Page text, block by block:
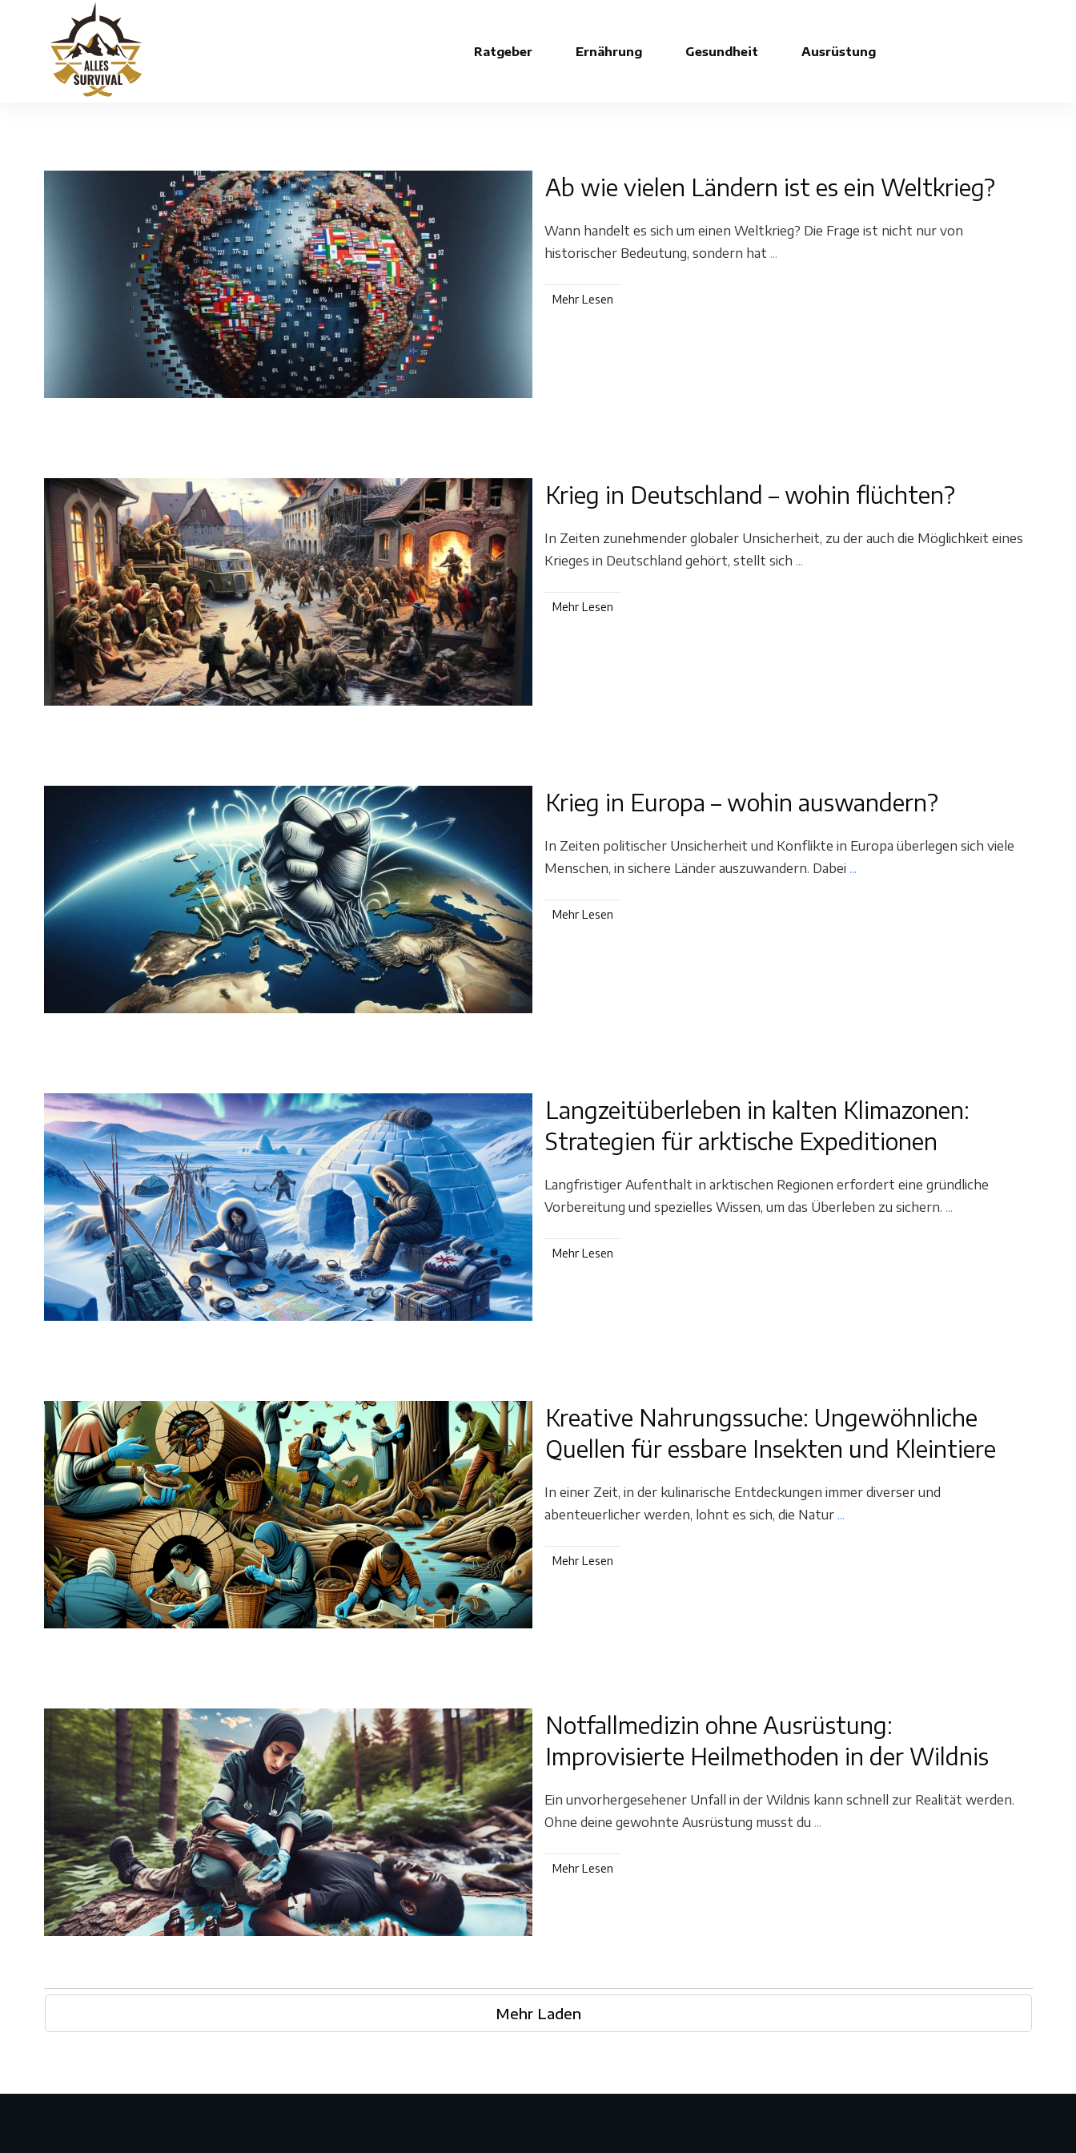
Ratgeber Ernährung Gesundheit Ausrüstung
Ab wie vielen Ländern ist es ein Weltkrieg?
Wann handelt es sich um einen Weltkrieg? Die Frage ist nicht nur von
historischer Bedeutung, sondern hat ...
Mehr Lesen
Krieg in Deutschland – wohin flüchten?
In Zeiten zunehmender globaler Unsicherheit, zu der auch die Möglichkeit eines
Krieges in Deutschland gehört, stellt sich ...
Mehr Lesen
Krieg in Europa – wohin auswandern?
In Zeiten politischer Unsicherheit und Konflikte in Europa überlegen sich viele
Menschen, in sichere Länder auszuwandern. Dabei ...
Mehr Lesen
Langzeitüberleben in kalten Klimazonen:
Strategien für arktische Expeditionen
Langfristiger Aufenthalt in arktischen Regionen erfordert eine gründliche
Vorbereitung und spezielles Wissen, um das Überleben zu sichern. ...
Mehr Lesen
Kreative Nahrungssuche: Ungewöhnliche
Quellen für essbare Insekten und Kleintiere
In einer Zeit, in der kulinarische Entdeckungen immer diverser und
abenteuerlicher werden, lohnt es sich, die Natur ...
Mehr Lesen
Notfallmedizin ohne Ausrüstung:
Improvisierte Heilmethoden in der Wildnis
Ein unvorhergesehener Unfall in der Wildnis kann schnell zur Realität werden.
Ohne deine gewohnte Ausrüstung musst du ...
Mehr Lesen
Mehr Laden